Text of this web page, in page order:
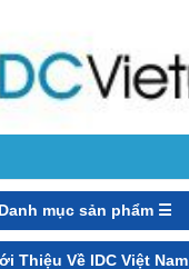
Danh mục sản phẩm ☰
Thiệu Về IDC Việt Nam